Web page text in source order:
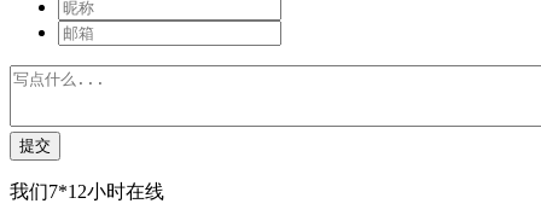
提交
我们7*12小时在线